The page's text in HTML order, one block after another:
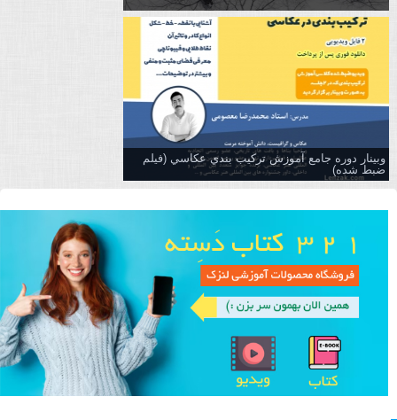
وبینار دوره جامع آموزش تركيب بندي عكاسي (فیلم
ضبط شده)